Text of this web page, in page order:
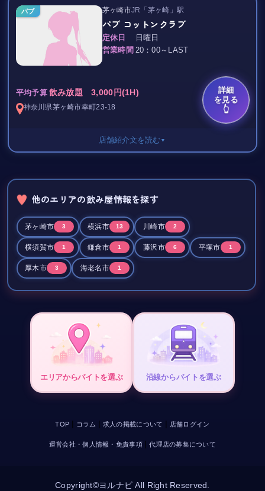
※詳細はお電話でお問い合わせください♪
★新しい出会いを楽しみにしています！
一度お立ち寄りください。
【料金について】
セット料金＊1時間 飲み放題
◇ 男性3,000円
.:♪*:･’ﾟ♭.:*･♪’ﾟ｡.*#:･’ﾟ.:*♪:･’.:♪*:
今だけ「夜まちナビ」見た、
★★ボトル半額★★
です(*´ω`*)☆
この機会に、
ナイト湘南で
【システム】
セット料金 6000円/1h
※割り物、アイス、お通し、
女のコのドリンク（無制限）込み
普段使いでも
飲んでもおしゃべりしても唄っても、、、
おひとり様でも団体様でも
いろんな楽しみ方ができます◎
20～30代の
【システム】
※ボックス席は＋1000円です。
・団体割引あります♪
※当店の料金表示は全て税込価格です。
飲み放題料金に
生ビールやウイスキーなども
入ってます(^o^)/！◎
☆★☆*…*…*…*…*…*…*…*…*★☆★
地域1の手頃さで
お気軽にお尋ねください(*^^*)
飲み放題 5,000円/1H
ボトルキープ 5,000円～
.:♪*:･’ﾟ♭.:*･♪’ﾟ｡.*#:･’ﾟ.:*♪:･’.:♪*:
◎クラブ雅（みやび）◎
優しく美人ママの
家庭的で楽しい
茅ヶ崎で大人気のラウンジ★★★
30年以上営業をしている
カウンターもあり広々としたお店ですが
だけど初めてでもくつろげる
癒しの空間＊
かわいいママや女の子達と
素敵な時間をお過ごしください◎◎
お一人様はもちろん
団体様でのご利用も◎
ゆっくりできるし
女の子達も個性的で楽しい、、、
もちろんお酒もおいしい、、、
フラッとお店に入られたら
常連さんになってしまいます。
明日も頑張ろう！と思えるお店◎
ぜひ一度遊びに来てください！！◎
とってもリーズナブルに
最高の時間を提供したいと思っています♪
パブ 茅ヶ崎市JR「茅ヶ崎」駅
パブ コットンクラブ
定休日
日曜日
営業時間 20：00～LAST
平均予算 飲み放題 3,000円(1H)
神奈川県茅ヶ崎市幸町23-18
詳細
を見る
👆
店舗紹介文を読む ▼
人気者マスターの愛する
他にはないお店です♪
40年ほど営業されている
茅ヶ崎の超有老舗店！！＊★
インターナショナルなお店なので
楽しんでいただけると思います★★
50名様ほどでワイワイしていただける
お店の広さも自慢です！！♪
ポールダンス…
多いのではないでしょうか。
他のエリアの飲み屋情報を探す
茅ヶ崎市 3 横浜市 13 川崎市 2
横須賀市 1 鎌倉市 1 藤沢市 6 平塚市 1
厚木市 3 海老名市 1
エリアからバイトを選ぶ 沿線からバイトを選ぶ
TOP | コラム | 求人の掲載について | 店舗ログイン
運営会社・個人情報・免責事項 | 代理店の募集について
Copyright©ヨルナビ All Right Reserved.